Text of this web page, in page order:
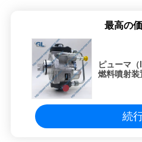
最高の
ピューマ
燃料噴射装
続